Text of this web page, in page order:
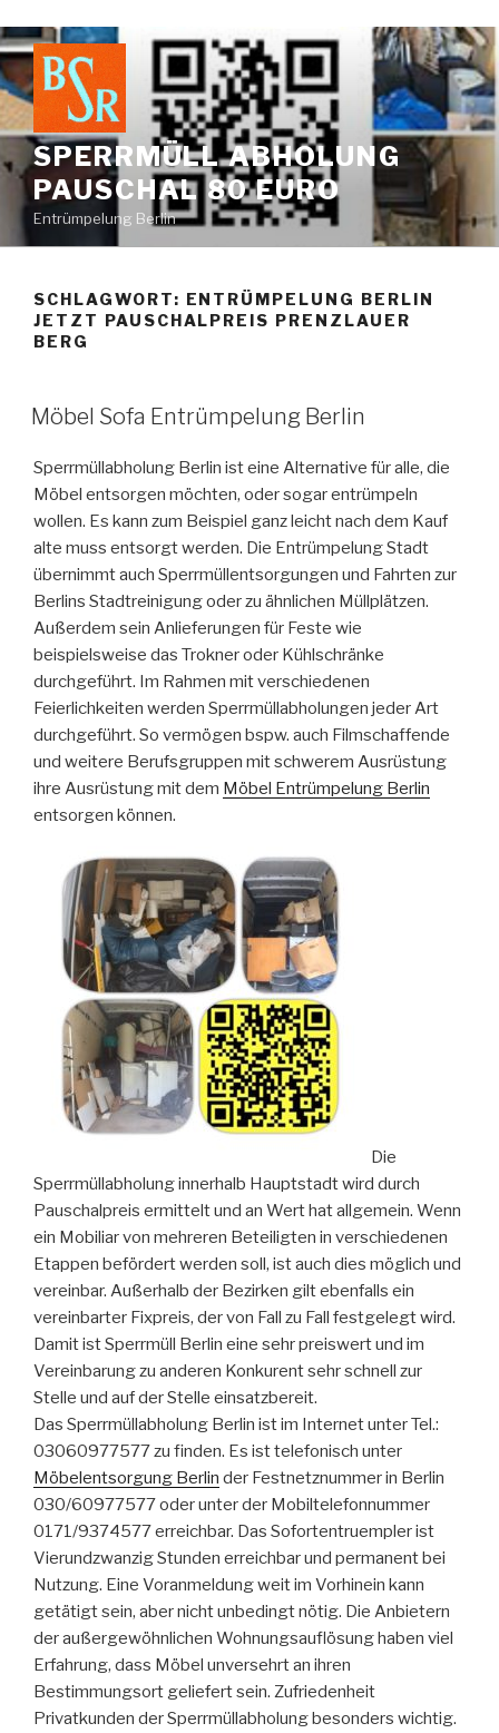
Zum
Inhalt
springen
SPERRMÜLL ABHOLUNG
PAUSCHAL 80 EURO
Entrümpelung Berlin
SCHLAGWORT: ENTRÜMPELUNG BERLIN
JETZT PAUSCHALPREIS PRENZLAUER
BERG
VERÖFFENTLICHT
AM
Möbel Sofa Entrümpelung Berlin
Sperrmüllabholung Berlin ist eine Alternative für alle, die
Möbel entsorgen möchten, oder sogar entrümpeln
wollen. Es kann zum Beispiel ganz leicht nach dem Kauf
alte muss entsorgt werden. Die Entrümpelung Stadt
übernimmt auch Sperrmüllentsorgungen und Fahrten zur
Berlins Stadtreinigung oder zu ähnlichen Müllplätzen.
Außerdem sein Anlieferungen für Feste wie
beispielsweise das Trokner oder Kühlschränke
durchgeführt. Im Rahmen mit verschiedenen
Feierlichkeiten werden Sperrmüllabholungen jeder Art
durchgeführt. So vermögen bspw. auch Filmschaffende
und weitere Berufsgruppen mit schwerem Ausrüstung
ihre Ausrüstung mit dem Möbel Entrümpelung Berlin
entsorgen können.
Die
Sperrmüllabholung innerhalb Hauptstadt wird durch
Pauschalpreis ermittelt und an Wert hat allgemein. Wenn
ein Mobiliar von mehreren Beteiligten in verschiedenen
Etappen befördert werden soll, ist auch dies möglich und
vereinbar. Außerhalb der Bezirken gilt ebenfalls ein
vereinbarter Fixpreis, der von Fall zu Fall festgelegt wird.
Damit ist Sperrmüll Berlin eine sehr preiswert und im
Vereinbarung zu anderen Konkurent sehr schnell zur
Stelle und auf der Stelle einsatzbereit.
Das Sperrmüllabholung Berlin ist im Internet unter Tel.:
03060977577 zu finden. Es ist telefonisch unter
Möbelentsorgung Berlin der Festnetznummer in Berlin
030/60977577 oder unter der Mobiltelefonnummer
0171/9374577 erreichbar. Das Sofortentruempler ist
Vierundzwanzig Stunden erreichbar und permanent bei
Nutzung. Eine Voranmeldung weit im Vorhinein kann
getätigt sein, aber nicht unbedingt nötig. Die Anbietern
der außergewöhnlichen Wohnungsauflösung haben viel
Erfahrung, dass Möbel unversehrt an ihren
Bestimmungsort geliefert sein. Zufriedenheit
Privatkunden der Sperrmüllabholung besonders wichtig.